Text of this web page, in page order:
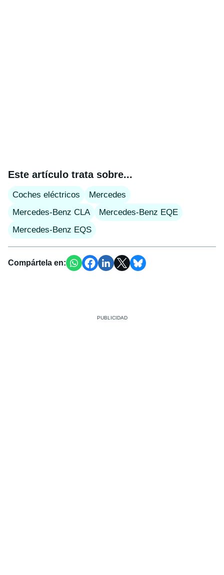
Este artículo trata sobre...
Coches eléctricos
Mercedes
Mercedes-Benz CLA
Mercedes-Benz EQE
Mercedes-Benz EQS
Compártela en: